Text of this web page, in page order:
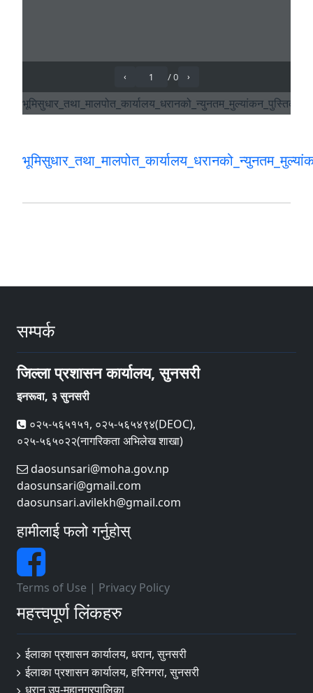
सम्पर्क
जिल्ला प्रशासन कार्यालय, सुनसरी
इनरूवा, ३ सुनसरी
०२५-५६५१५१, ०२५-५६५४९४(DEOC),
०२५-५६५०२२(नागरिकता अभिलेख शाखा)
daosunsari@moha.gov.np
daosunsari@gmail.com
daosunsari.avilekh@gmail.com
हामीलाई फलो गर्नुहोस्
Terms of Use | Privacy Policy
महत्त्वपूर्ण लिंकहरु
ईलाका प्रशासन कार्यालय, धरान, सुनसरी
ईलाका प्रशासन कार्यालय, हरिनगरा, सुनसरी
धरान उप-महानगरपालिका